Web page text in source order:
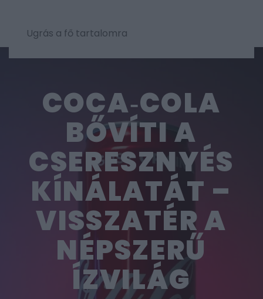
Ugrás a fő tartalomra
COCA‑COLA
BŐVÍTI A
CSERESZNYÉS
KÍNÁLATÁT –
VISSZATÉR A
NÉPSZERŰ
ÍZVILÁG